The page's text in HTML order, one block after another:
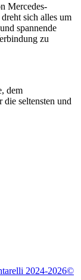
Mercedes-
sich alles um
spannende
zu
dem
seltensten und
2024-2026©